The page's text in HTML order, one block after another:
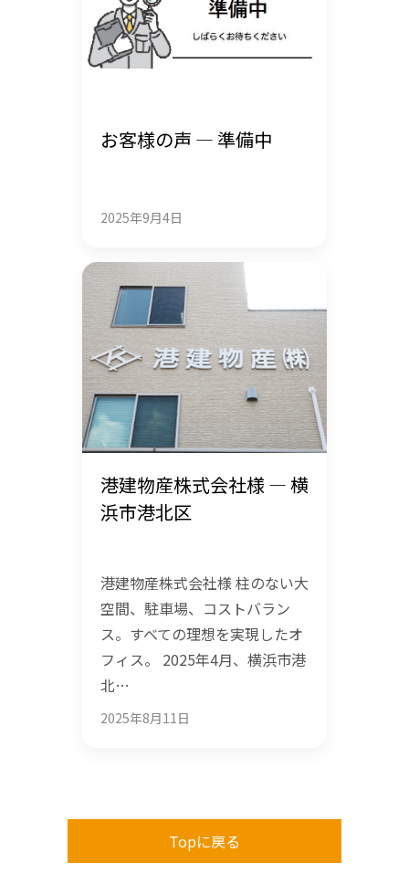
お客様の声 — 準備中
2025年9月4日
港建物産株式会社様 — 横
浜市港北区
港建物産株式会社様 柱のない大
空間、駐車場、コストバラン
ス。すべての理想を実現したオ
フィス。 2025年4月、横浜市港
北…
2025年8月11日
Topに戻る